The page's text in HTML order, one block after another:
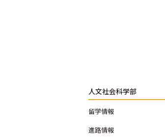
人文社会科学部
留学情報
進路情報